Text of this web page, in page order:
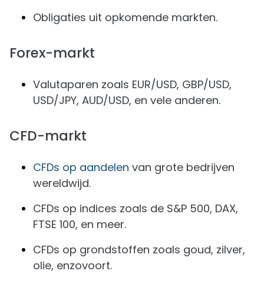
Obligaties uit opkomende markten.
Forex-markt
Valutaparen zoals EUR/USD, GBP/USD,
USD/JPY, AUD/USD, en vele anderen.
CFD-markt
CFDs op aandelen van grote bedrijven
wereldwijd.
CFDs op indices zoals de S&P 500, DAX,
FTSE 100, en meer.
CFDs op grondstoffen zoals goud, zilver,
olie, enzovoort.